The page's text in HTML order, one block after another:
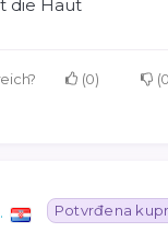
die Haut
0
Potvrđena